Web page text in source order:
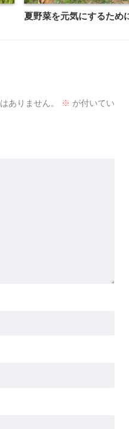
夏野菜を元気にするため
ありません。 ※ が付いてい